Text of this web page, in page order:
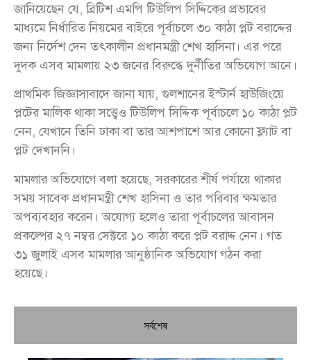
জানিয়েছেন যে, ব্রিটিশ এমপি টিউলিপ সিদ্দিকের প্রভাবের
মাধ্যমে নির্ধারিত নিয়মের বাইরে পূর্বাচলে ৩০ কাঠা প্লট বরাদ্দের
জন্য নির্দেশ দেন তৎকালীন প্রধানমন্ত্রী শেখ হাসিনা। এর পরে
দুদক এসব মামলায় ২৩ জনের বিরুদ্ধে দুর্নীতির অভিযোগ আনে।
প্রাথমিক জিজ্ঞাসাবাদে জানা যায়, গুলশানের ইস্টার্ন হাউজিংয়ে
প্লটের মালিক থাকা সত্ত্বেও টিউলিপ সিদ্দিক পূর্বাচলে ১০ কাঠা প্লট
নেন, যেখানে তিনি ঢাকা বা তার আশপাশে আর কোনো ফ্ল্যাট বা
প্লট দেখাননি।
মামলার অভিযোগে বলা হয়েছে, সরকারের শীর্ষ পর্যায়ে থাকার
সময় সাবেক প্রধানমন্ত্রী শেখ হাসিনা ও তার পরিবার ক্ষমতার
অপব্যবহার করেন। অযোগ্য হলেও তারা পূর্বাচলের আবাসন
প্রকল্পের ২৭ নম্বর সেক্টরে ১০ কাঠা করে প্লট বরাদ্দ নেন। গত
৩১ জুলাই এসব মামলার আনুষ্ঠানিক অভিযোগ গঠন করা
হয়েছে।
সর্বশেষ